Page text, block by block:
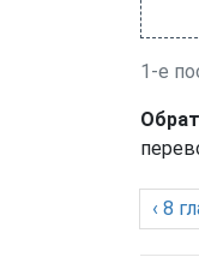
1-е
‹ 8